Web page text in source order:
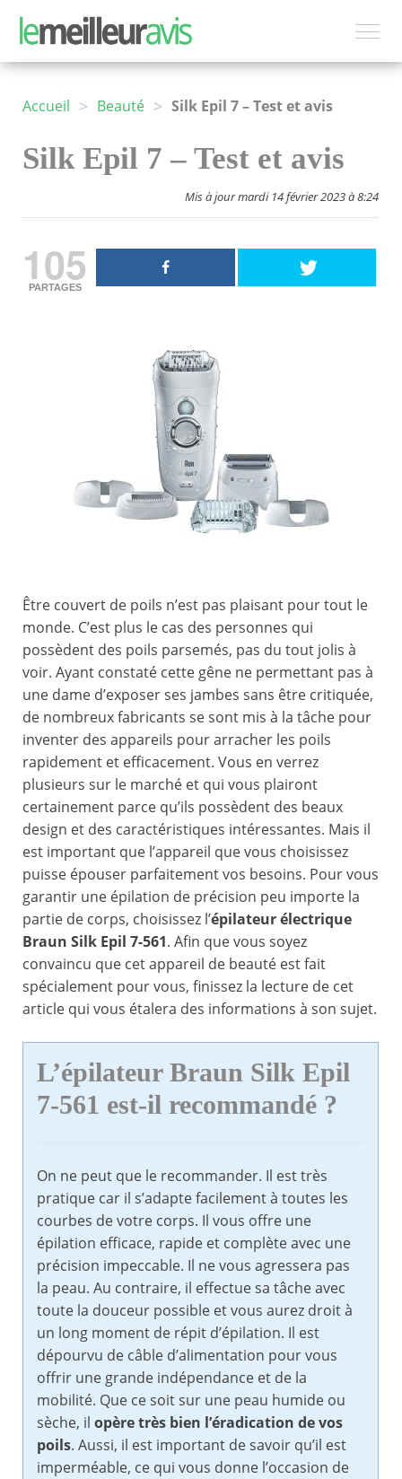
Accueil > Beauté > Silk Epil 7 – Test et avis
Silk Epil 7 – Test et avis
Mis à jour mardi 14 février 2023 à 8:24
105
PARTAGES
Être couvert de poils n’est pas plaisant pour tout le
monde. C’est plus le cas des personnes qui
possèdent des poils parsemés, pas du tout jolis à
voir. Ayant constaté cette gêne ne permettant pas à
une dame d’exposer ses jambes sans être critiquée,
de nombreux fabricants se sont mis à la tâche pour
inventer des appareils pour arracher les poils
rapidement et efficacement. Vous en verrez
plusieurs sur le marché et qui vous plairont
certainement parce qu’ils possèdent des beaux
design et des caractéristiques intéressantes. Mais il
est important que l’appareil que vous choisissez
puisse épouser parfaitement vos besoins. Pour vous
garantir une épilation de précision peu importe la
partie de corps, choisissez l’épilateur électrique
Braun Silk Epil 7-561. Afin que vous soyez
convaincu que cet appareil de beauté est fait
spécialement pour vous, finissez la lecture de cet
article qui vous étalera des informations à son sujet.
L’épilateur Braun Silk Epil
7-561 est-il recommandé ?
On ne peut que le recommander. Il est très
pratique car il s’adapte facilement à toutes les
courbes de votre corps. Il vous offre une
épilation efficace, rapide et complète avec une
précision impeccable. Il ne vous agressera pas
la peau. Au contraire, il effectue sa tâche avec
toute la douceur possible et vous aurez droit à
un long moment de répit d’épilation. Il est
dépourvu de câble d’alimentation pour vous
offrir une grande indépendance et de la
mobilité. Que ce soit sur une peau humide ou
sèche, il opère très bien l’éradication de vos
poils. Aussi, il est important de savoir qu’il est
imperméable, ce qui vous donne l’occasion de